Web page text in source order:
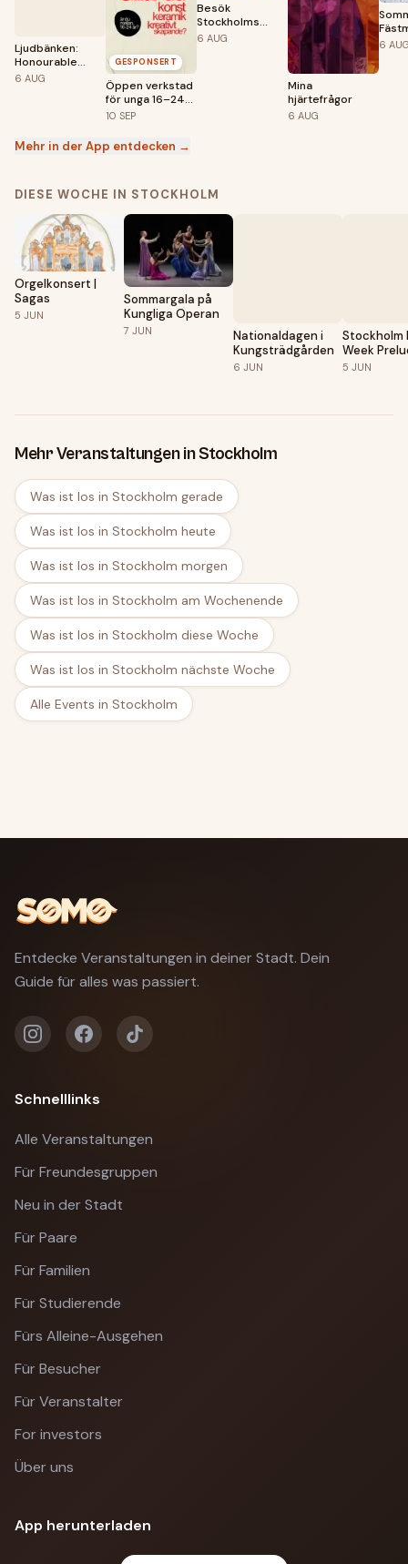
Ljudbänken:
Honourable
mentions
6 AUG
GESPONSERT
Öppen verkstad
för unga 16–24
år – premiär 10
10 SEP
Besök
Stockholms
trädgårdar
6 AUG
Mina
hjärtefrågor
6 AUG
6
Mehr in der App entdecken →
DIESE WOCHE IN STOCKHOLM
Orgelkonsert |
Sagas
5 JUN
Sommargala på
Kungliga Operan
7 JUN
Nationaldagen i
Kungsträdgården
6 JUN
Stockholm
Week
Breakfast
5 JUN
Mehr Veranstaltungen in Stockholm
Was ist los in Stockholm gerade
Was ist los in Stockholm heute
Was ist los in Stockholm morgen
Was ist los in Stockholm am Wochenende
Was ist los in Stockholm diese Woche
Was ist los in Stockholm nächste Woche
Alle Events in Stockholm
Entdecke Veranstaltungen in deiner Stadt. Dein
Guide für alles was passiert.
Schnelllinks
Alle Veranstaltungen
Für Freundesgruppen
Neu in der Stadt
Für Paare
Für Familien
Für Studierende
Fürs Alleine-Ausgehen
Für Besucher
Für Veranstalter
For investors
Über uns
App herunterladen